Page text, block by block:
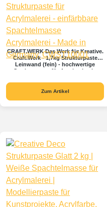
CRAFT.WERK Das Werk für Kreative.
Craft.Werk - 1,7kg Strukturpaste
Leinwand (fein) - hochwertige
Strukturpaste für Acrylmalerei -
Acrylmalerei - Made in Germany,
CWST10001
Zum Artikel